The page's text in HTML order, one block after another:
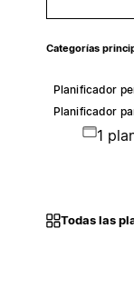
Categorías
Planificador
Planificador
1
Todas las